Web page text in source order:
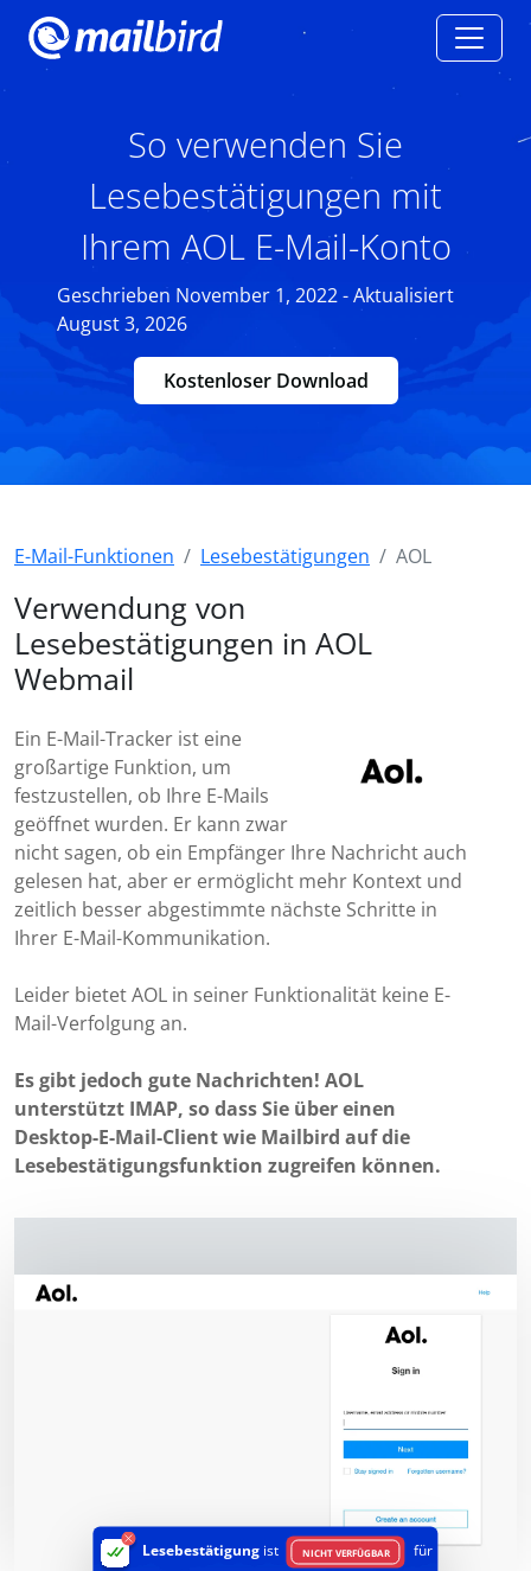
So verwenden Sie
Lesebestätigungen mit
Ihrem AOL E-Mail-Konto
Geschrieben November 1, 2022 - Aktualisiert
August 3, 2026
Kostenloser Download
E-Mail-Funktionen Lesebestätigungen AOL
Verwendung von
Lesebestätigungen in AOL
Webmail
Ein E-Mail-Tracker ist eine
großartige Funktion, um
festzustellen, ob Ihre E-Mails
geöffnet wurden. Er kann zwar
nicht sagen, ob ein Empfänger Ihre Nachricht auch
gelesen hat, aber er ermöglicht mehr Kontext und
zeitlich besser abgestimmte nächste Schritte in
Ihrer E-Mail-Kommunikation.
Leider bietet AOL in seiner Funktionalität keine E-
Mail-Verfolgung an.
Es gibt jedoch gute Nachrichten! AOL
unterstützt IMAP, so dass Sie über einen
Desktop-E-Mail-Client wie Mailbird auf die
Lesebestätigungsfunktion zugreifen können.
Lesebestätigungist NICHT VERFÜGBAR
für